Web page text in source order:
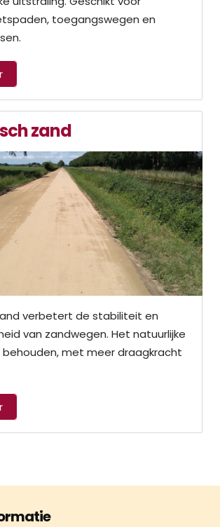
toegangswegen en
zand
verbetert de stabiliteit en
van zandwegen. Het natuurlijke
met meer draagkracht